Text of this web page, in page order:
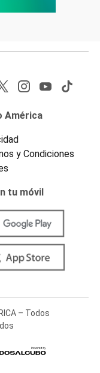
América
y Condiciones
tu móvil
– Todos